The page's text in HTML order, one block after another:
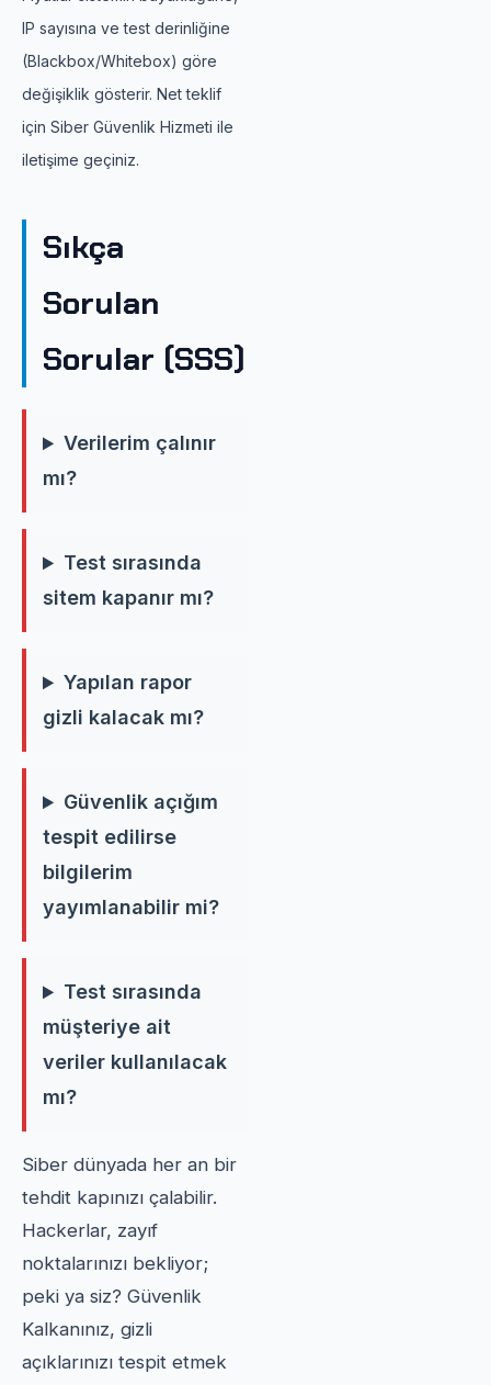
IP sayısına ve test derinliğine
(Blackbox/Whitebox) göre
değişiklik gösterir. Net teklif
için Siber Güvenlik Hizmeti ile
iletişime geçiniz.
Sıkça
Sorulan
Sorular (SSS)
Verilerim çalınır
mı?
Test sırasında
sitem kapanır mı?
Yapılan rapor
gizli kalacak mı?
Güvenlik açığım
tespit edilirse
bilgilerim
yayımlanabilir mi?
Test sırasında
müşteriye ait
veriler kullanılacak
mı?
Siber dünyada her an bir
tehdit kapınızı çalabilir.
Hackerlar, zayıf
noktalarınızı bekliyor;
peki ya siz? Güvenlik
Kalkanınız, gizli
açıklarınızı tespit etmek